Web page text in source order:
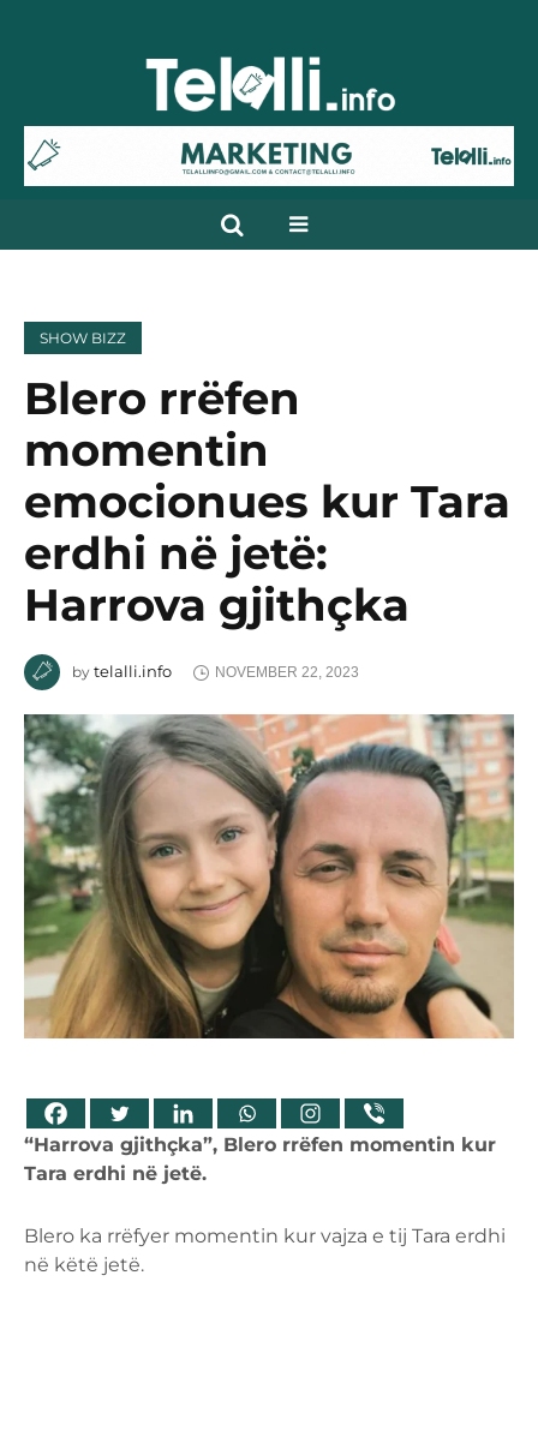
SHOW BIZZ
Blero rrëfen
momentin
emocionues kur Tara
erdhi në jetë:
Harrova gjithçka
by telalli.info NOVEMBER 22, 2023
“Harrova gjithçka”, Blero rrëfen momentin kur
Tara erdhi në jetë.
Blero ka rrëfyer momentin kur vajza e tij Tara erdhi
në këtë jetë.